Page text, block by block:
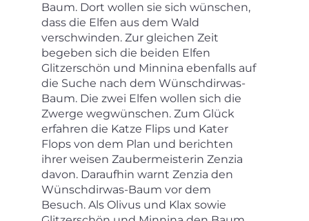
Baum. Dort wollen sie sich wünschen,
dass die Elfen aus dem Wald
verschwinden. Zur gleichen Zeit
begeben sich die beiden Elfen
Glitzerschön und Minnina ebenfalls auf
die Suche nach dem Wünschdirwas-
Baum. Die zwei Elfen wollen sich die
Zwerge wegwünschen. Zum Glück
erfahren die Katze Flips und Kater
Flops von dem Plan und berichten
ihrer weisen Zaubermeisterin Zenzia
davon. Daraufhin warnt Zenzia den
Wünschdirwas-Baum vor dem
Besuch. Als Olivus und Klax sowie